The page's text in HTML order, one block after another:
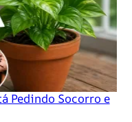
Pedindo Socorro e